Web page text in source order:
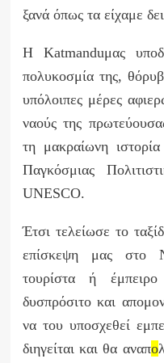
ξανά όπως τα είχαμε
Η Katmanduμας
πολυκοσμία της,
υπόλοιπες μέρες
ναούς της
τη μακραίωνη
Παγκόσμιας
UNESCO.
Έτσι τελείωσε το
επίσκεψη μας στο
τουρίστα ή
δυσπρόσιτο και
να του υποσχεθεί
διηγείται και θα αναπο